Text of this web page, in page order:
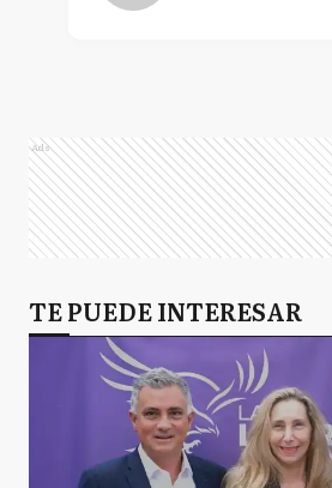
Ads
TE PUEDE INTERESAR